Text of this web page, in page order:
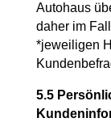
Autohaus
daher im
*jeweiligen
5.5